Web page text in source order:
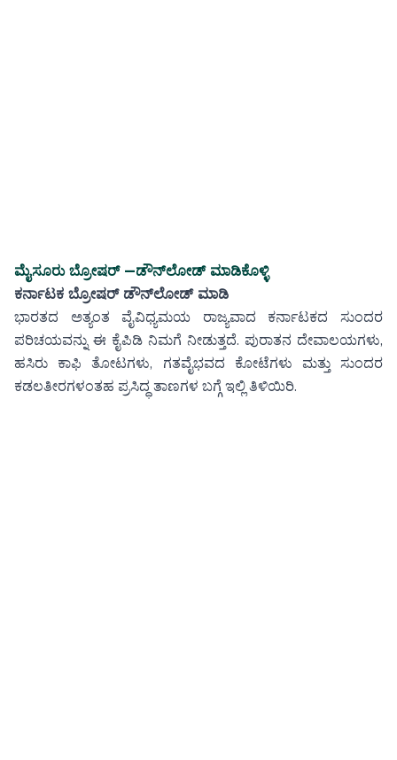
ಮೈಸೂರು ಬ್ರೋಷರ್ —ಡೌನ್‌ಲೋಡ್ ಮಾಡಿಕೊಳ್ಳಿ
ಕರ್ನಾಟಕ ಬ್ರೋಷರ್ ಡೌನ್‌ಲೋಡ್ ಮಾಡಿ
ಭಾರತದ ಅತ್ಯಂತ ವೈವಿಧ್ಯಮಯ ರಾಜ್ಯವಾದ ಕರ್ನಾಟಕದ ಸುಂದರ
ಪರಿಚಯವನ್ನು ಈ ಕೈಪಿಡಿ ನಿಮಗೆ ನೀಡುತ್ತದೆ. ಪುರಾತನ ದೇವಾಲಯಗಳು,
ಹಸಿರು ಕಾಫಿ ತೋಟಗಳು, ಗತವೈಭವದ ಕೋಟೆಗಳು ಮತ್ತು ಸುಂದರ
ಕಡಲತೀರಗಳಂತಹ ಪ್ರಸಿದ್ಧ ತಾಣಗಳ ಬಗ್ಗೆ ಇಲ್ಲಿ ತಿಳಿಯಿರಿ.